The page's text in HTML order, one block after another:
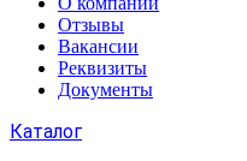
Отзывы
Вакансии
Реквизиты
Документы
Каталог